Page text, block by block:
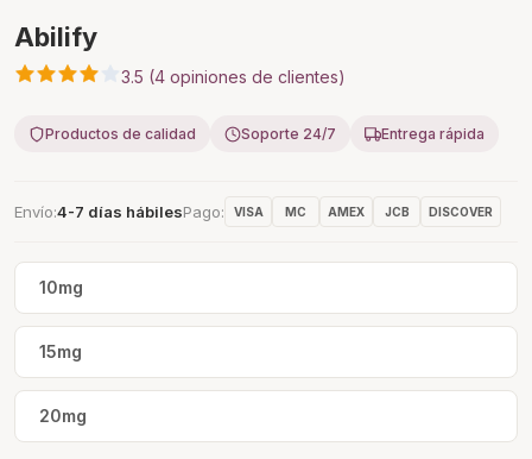
Abilify
3.5 (4 opiniones de clientes)
Productos de calidad Soporte 24/7 Entrega rápida
Envío 4-7 días hábilesPago VISA MC AMEX JCB DISCOVER
10mg
15mg
20mg